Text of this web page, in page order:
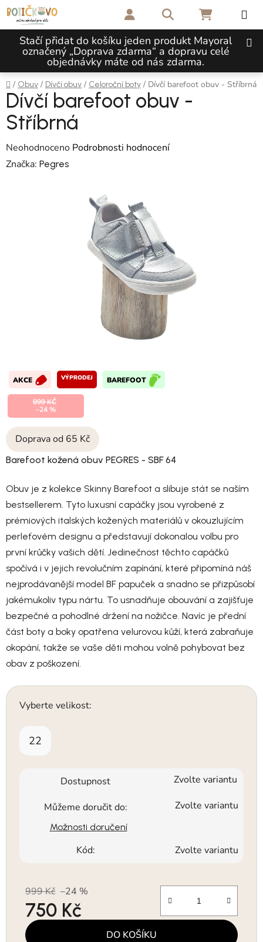
Přejít na obsah
Stačí přidat do košíku jeden produkt Mayoral
označený „Doprava zdarma“ a dopravu celé
objednávky máte od nás zdarma.
Hledat NÁKUPNÍ
Domů
/ Obuv / Dívčí obuv / Celoroční boty / Dívčí barefoot obuv - Stříbrná
Doprava od 65 Kč
Barefoot kožená obuv PEGRES - SBF 64
Obuv je z kolekce Skinny Barefoot a slibuje stát se naším
bestsellerem. Tyto luxusní capáčky jsou vyrobené z
prémiových italských kožených materiálů v okouzlujícím
perleťovém designu a představují dokonalou volbu pro
první krůčky vašich dětí. Jedinečnost těchto capáčků
spočívá i v jejich revolučním zapínání, které připomíná náš
nejprodávanější model BF papuček a snadno se přizpůsobí
jakémukoliv typu nártu. To usnadňuje obouvání a zajišťuje
bezpečné a pohodlné držení na nožičce. Navíc je přední
část boty a boky opatřena velurovou kůží, která zabraňuje
okopání, takže se vaše děti mohou volně pohybovat bez
obav z poškození.
Vyberte velikost:
22
Dostupnost Zvolte variantu
Můžeme doručit do: Zvolte variantu
Možnosti doručení
Kód: Zvolte variantu
999 Kč –24 %
750 Kč
Měrná cena: DO KOŠÍKU
Dívčí barefoot obuv -
Stříbrná
Průměrné hodnocení produktu je 0,0 z 5 hvězdiček.
Neohodnoceno Podrobnosti hodnocení
Značka: Pegres
AKCE VÝPRODEJ BAREFOOT
999 KČ
–24 %